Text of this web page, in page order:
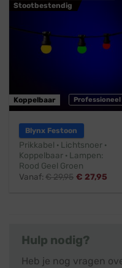
Stootbestendig
Professioneel
Koppelbaar
Blynx Festoon
Prikkabel · Lichtsnoer ·
Koppelbaar · Lampen:
Rood Geel Groen
Vanaf:€29,95 € 27,95
Hulp nodig?
Heb je nog vragen